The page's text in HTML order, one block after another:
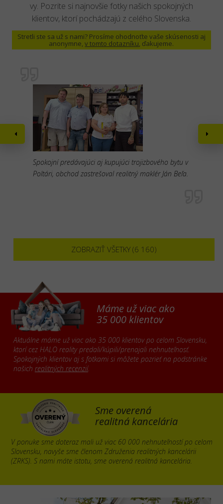
vy. Pozrite si najnovšie fotky našich spokojných
klientov, ktorí pochádzajú z celého Slovenska.
Stretli ste sa už s nami? Prosíme ohodnoťte vaše skúsenosti aj
anonymne,v tomto dotazníku, ďakujeme.
Spokojní predávajúci aj kupujúci trojizbového bytu v
Poltári, obchod zastrešoval realitný maklér Ján Beľa.
ZOBRAZIŤ VŠETKY (6 160)
Máme už viac ako
35 000 klientov
Aktuálne máme už viac ako 35 000 klientov po celom Slovensku,
ktorí cez HALO reality predali/kúpili/prenajali nehnuteľnosť.
Spokojných klientov aj s fotkami si môžete pozrieť na podstránke
našich realitných recenzií.
Sme overená
realitná kancelária
V ponuke sme doteraz mali už viac 60 000 nehnuteľností po celom
Slovensku, navyše sme členom Združenia realitných kancelárii
(ZRKS). S nami máte istotu, sme overená realitná kancelária.